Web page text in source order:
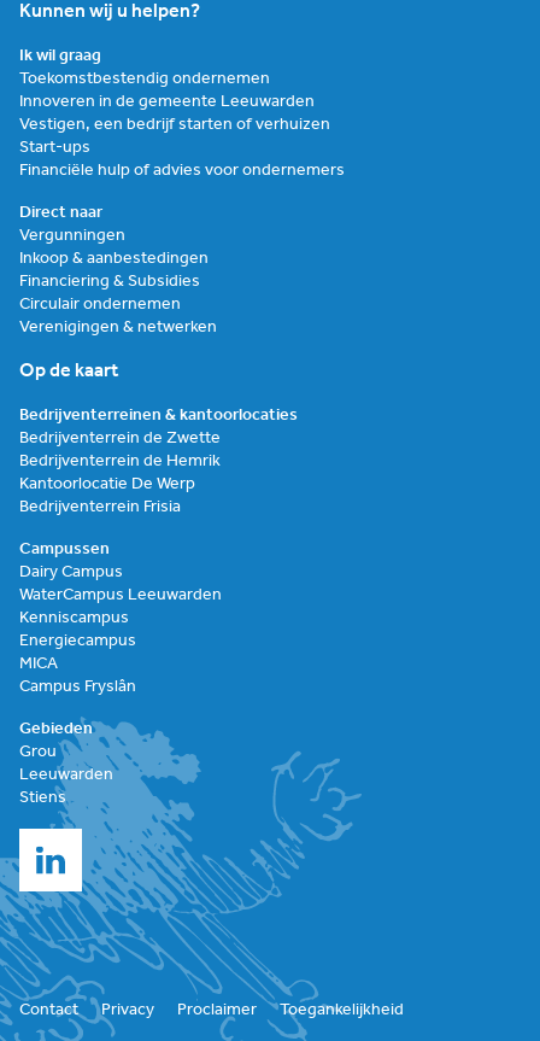
Kunnen wij u helpen?
Ik wil graag
Toekomstbestendig ondernemen
Innoveren in de gemeente Leeuwarden
Vestigen, een bedrijf starten of verhuizen
Start-ups
Financiële hulp of advies voor ondernemers
Direct naar
Vergunningen
Inkoop & aanbestedingen
Financiering & Subsidies
Circulair ondernemen
Verenigingen & netwerken
Op de kaart
Bedrijventerreinen & kantoorlocaties
Bedrijventerrein de Zwette
Bedrijventerrein de Hemrik
Kantoorlocatie De Werp
Bedrijventerrein Frisia
Campussen
Dairy Campus
WaterCampus Leeuwarden
Kenniscampus
Energiecampus
MICA
Campus Fryslân
Gebieden
Grou
Leeuwarden
Stiens
Contact Privacy Proclaimer Toegankelijkheid